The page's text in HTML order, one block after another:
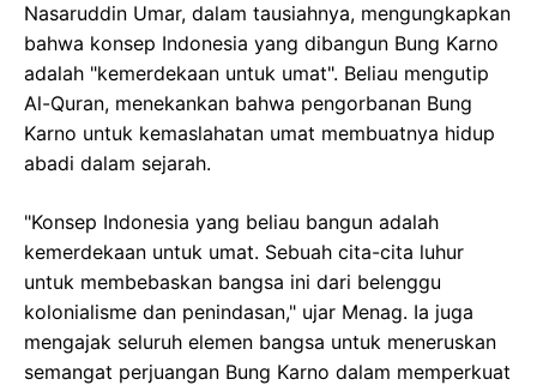
Nasaruddin Umar, dalam tausiahnya, mengungkapkan
bahwa konsep Indonesia yang dibangun Bung Karno
adalah "kemerdekaan untuk umat". Beliau mengutip
Al-Quran, menekankan bahwa pengorbanan Bung
Karno untuk kemaslahatan umat membuatnya hidup
abadi dalam sejarah.
"Konsep Indonesia yang beliau bangun adalah
kemerdekaan untuk umat. Sebuah cita-cita luhur
untuk membebaskan bangsa ini dari belenggu
kolonialisme dan penindasan," ujar Menag. Ia juga
mengajak seluruh elemen bangsa untuk meneruskan
semangat perjuangan Bung Karno dalam memperkuat